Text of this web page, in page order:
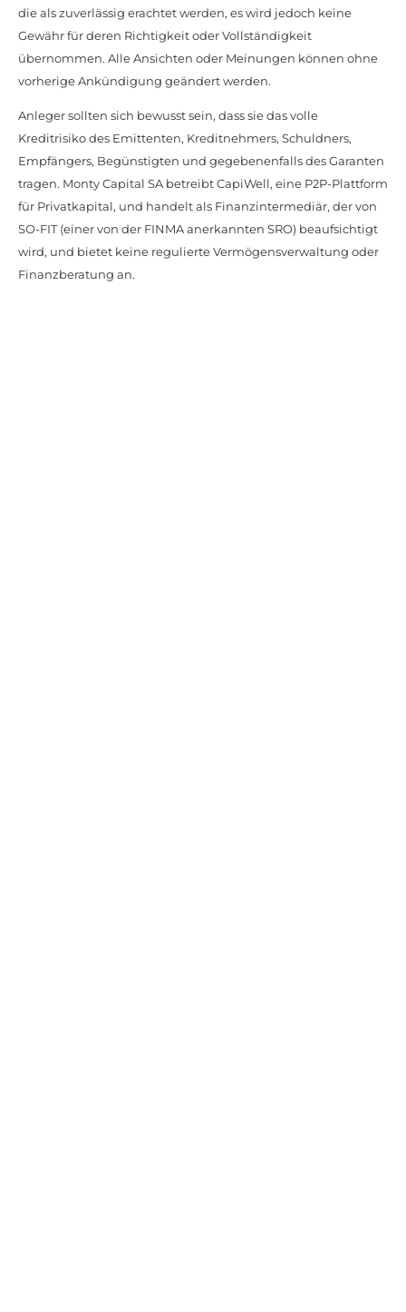
die als zuverlässig erachtet werden, es wird jedoch keine
Gewähr für deren Richtigkeit oder Vollständigkeit
übernommen. Alle Ansichten oder Meinungen können ohne
vorherige Ankündigung geändert werden.
Anleger sollten sich bewusst sein, dass sie das volle
Kreditrisiko des Emittenten, Kreditnehmers, Schuldners,
Empfängers, Begünstigten und gegebenenfalls des Garanten
tragen. Monty Capital SA betreibt CapiWell, eine P2P-Plattform
für Privatkapital, und handelt als Finanzintermediär, der von
SO-FIT (einer von der FINMA anerkannten SRO) beaufsichtigt
wird, und bietet keine regulierte Vermögensverwaltung oder
Finanzberatung an.